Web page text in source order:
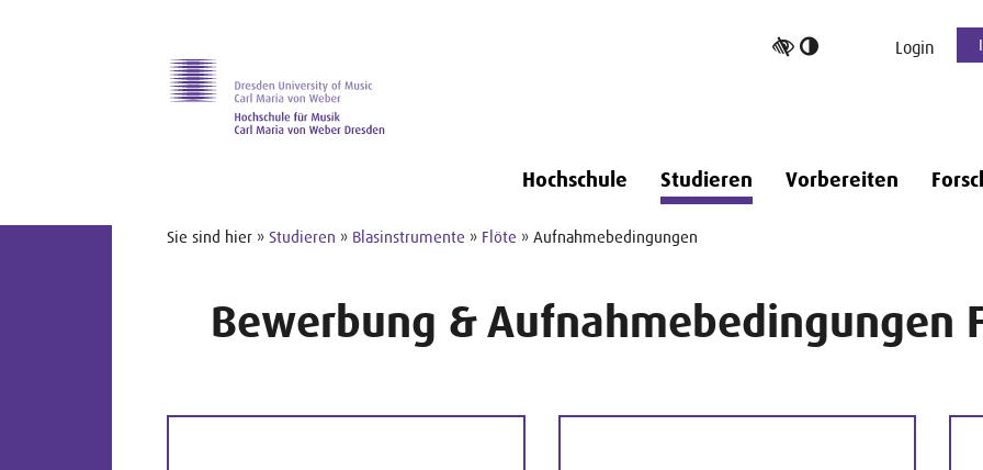
Login
Hochschule Studieren Vorbereiten
Sie sind hier » Studieren » Blasinstrumente » Flöte » Aufnahmebedingungen
Bewerbung & Aufnahmebedingungen